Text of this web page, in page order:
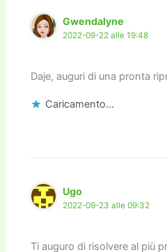
Gwendalyne
2022-09-22 alle 19:48
Daje, auguri di una pronta
Caricamento...
Ugo
2022-09-23 alle 09:32
Ti auguro di risolvere al più